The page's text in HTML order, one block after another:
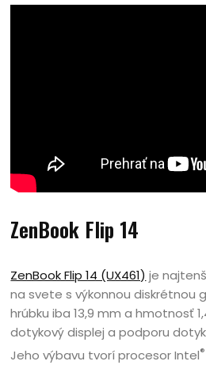
ZenBook Flip 14
ZenBook Flip 14 (UX461) je
na svete s výkonnou diskrétnou
hrúbku iba 13,9 mm a hmotnosť
dotykový displej a podporu
Jeho výbavu tvorí procesor Intel®